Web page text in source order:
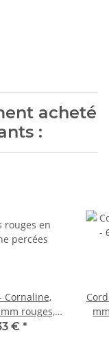
acheté
:
Cornaline,
rouges,
cm /4467
€ *